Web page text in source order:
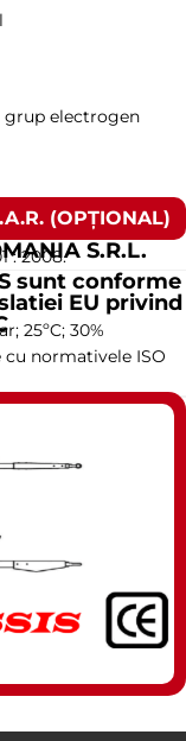
electrogen
(OPȚIONAL)
S.R.L.
: 2008.
sunt conforme
EU privind
25ºC; 30%
normativele ISO